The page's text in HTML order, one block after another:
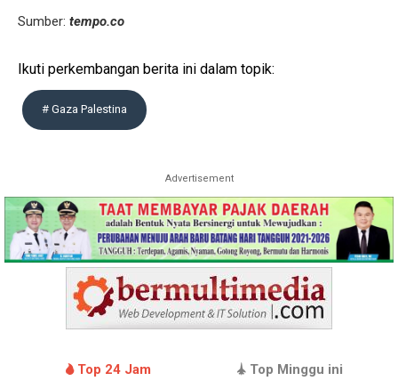
Sumber: tempo.co
Ikuti perkembangan berita ini dalam topik:
# Gaza Palestina
Advertisement
Top 24 Jam Top Minggu ini